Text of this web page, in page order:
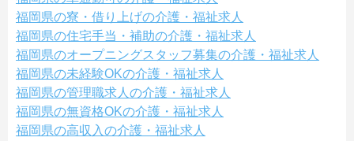
福岡県の寮・借り上げの介護・福祉求人
福岡県の住宅手当・補助の介護・福祉求人
福岡県のオープニングスタッフ募集の介護・福祉求人
福岡県の未経験OKの介護・福祉求人
福岡県の管理職求人の介護・福祉求人
福岡県の無資格OKの介護・福祉求人
福岡県の高収入の介護・福祉求人